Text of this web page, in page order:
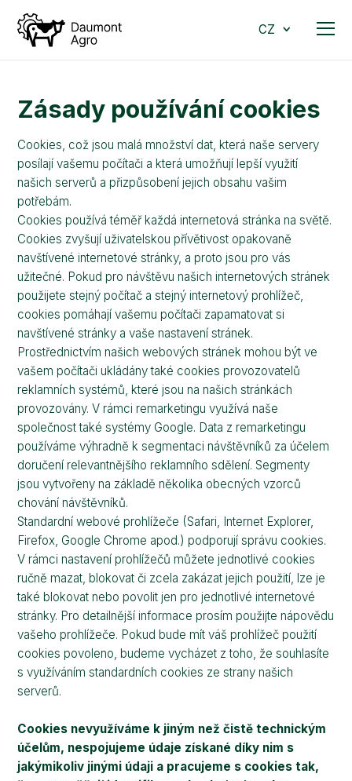
CZ
Zásady používání cookies
Cookies, což jsou malá množství dat, která naše servery
posílají vašemu počítači a která umožňují lepší využití
našich serverů a přizpůsobení jejich obsahu vašim
potřebám.
Cookies používá téměř každá internetová stránka na světě.
Cookies zvyšují uživatelskou přívětivost opakovaně
navštívené internetové stránky, a proto jsou pro vás
užitečné. Pokud pro návštěvu našich internetových stránek
použijete stejný počítač a stejný internetový prohlížeč,
cookies pomáhají vašemu počítači zapamatovat si
navštívené stránky a vaše nastavení stránek.
Prostřednictvím našich webových stránek mohou být ve
vašem počítači ukládány také cookies provozovatelů
reklamních systémů, které jsou na našich stránkách
provozovány. V rámci remarketingu využívá naše
společnost také systémy Google. Data z remarketingu
používáme výhradně k segmentaci návštěvníků za účelem
doručení relevantnějšího reklamního sdělení. Segmenty
jsou vytvořeny na základě několika obecných vzorců
chování návštěvníků.
Standardní webové prohlížeče (Safari, Internet Explorer,
Firefox, Google Chrome apod.) podporují správu cookies.
V rámci nastavení prohlížečů můžete jednotlivé cookies
ručně mazat, blokovat či zcela zakázat jejich použití, lze je
také blokovat nebo povolit jen pro jednotlivé internetové
stránky. Pro detailnější informace prosím použijte nápovědu
vašeho prohlížeče. Pokud bude mít váš prohlížeč použití
cookies povoleno, budeme vycházet z toho, že souhlasíte
s využíváním standardních cookies ze strany našich
serverů.
Cookies nevyužíváme k jiným než čistě technickým
účelům, nespojujeme údaje získané díky nim s
jakýmikoliv jinými údaji a pracujeme s cookies tak,